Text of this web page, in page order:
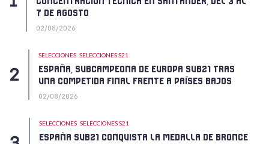
7 DE AGOSTO
02/08/2026
SELECCIONES SELECCIONES S21
ESPAÑA, SUBCAMPEONA DE EUROPA SUB21 TRAS
UNA COMPETIDA FINAL FRENTE A PAÍSES BAJOS
02/08/2026
SELECCIONES SELECCIONES S21
ESPAÑA SUB21 CONQUISTA LA MEDALLA DE BRONCE